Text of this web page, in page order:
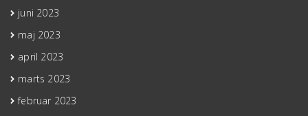
juni 2023
maj 2023
april 2023
marts 2023
februar 2023